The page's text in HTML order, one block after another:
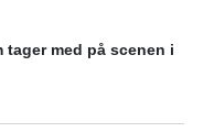
tager med på scenen i